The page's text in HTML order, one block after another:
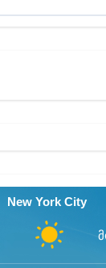
New York City